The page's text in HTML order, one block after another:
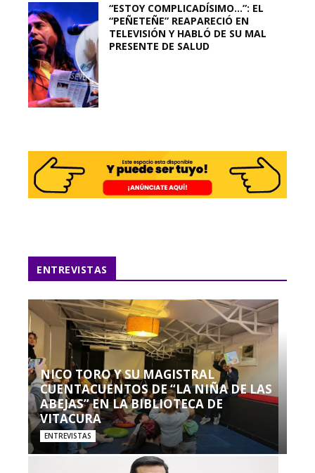
“ESTOY COMPLICADÍSIMO…”: EL
“PEÑETEÑE” REAPARECIÓ EN
TELEVISIÓN Y HABLÓ DE SU MAL
PRESENTE DE SALUD
ENTREVISTAS
NICO TORO Y SU MAGISTRAL
CUENTACUENTOS DE “LA NIÑA DE LAS
ABEJAS” EN LA BIBLIOTECA DE
VITACURA
ENTREVISTAS